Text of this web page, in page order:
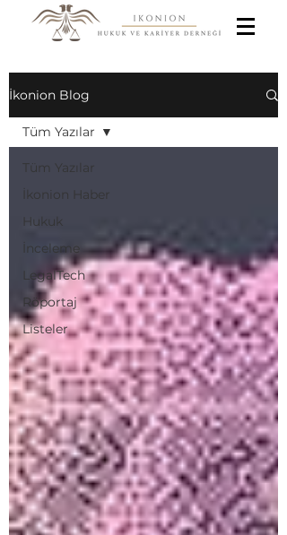
İkonion Blog
Tüm Yazılar
İkonion Haber
Hukuk
İnceleme
LegalTech
Röportaj
Listeler
Tüm Yazılar